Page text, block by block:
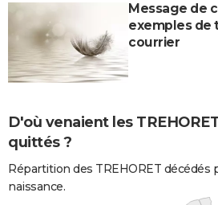
Message de
exemples de
courrier
D'où venaient les
quittés ?
Répartition des TREHORET décédés
naissance.